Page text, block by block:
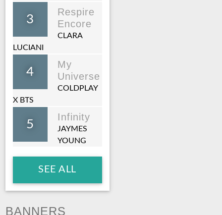
3
Respire
Encore
CLARA
LUCIANI
4
My
Universe
COLDPLAY
X BTS
5
Infinity
JAYMES
YOUNG
SEE ALL
BANNERS